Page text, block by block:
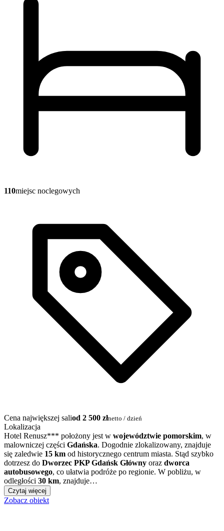
110miejsc noclegowych
Cena największej saliod 2 500 złnetto / dzień
Lokalizacja
Hotel Renusz*** położony jest w województwie pomorskim, w
malowniczej części Gdańska. Dogodnie zlokalizowany, znajduje
się zaledwie 15 km od historycznego centrum miasta. Stąd szybko
dotrzesz do Dworzec PKP Gdańsk Główny oraz dworca
autobusowego, co ułatwia podróże po regionie. W pobliżu, w
odległości 30 km, znajduje…
Czytaj więcej
Zobacz obiekt